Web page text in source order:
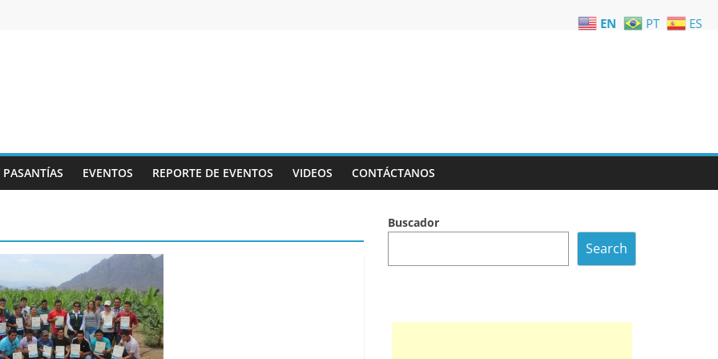
PASANTÍAS EVENTOS REPORTE DE EVENTOS VIDEOS CONTÁCTANOS
Buscador
Search
EN PT ES